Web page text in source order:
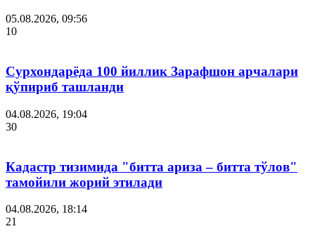
05.08.2026, 09:56
10
Сурхондарёда 100 йиллик Зарафшон арчалари
қўпириб ташланди
04.08.2026, 19:04
30
Кадастр тизимида "битта ариза – битта тўлов"
тамойили жорий этилади
04.08.2026, 18:14
21